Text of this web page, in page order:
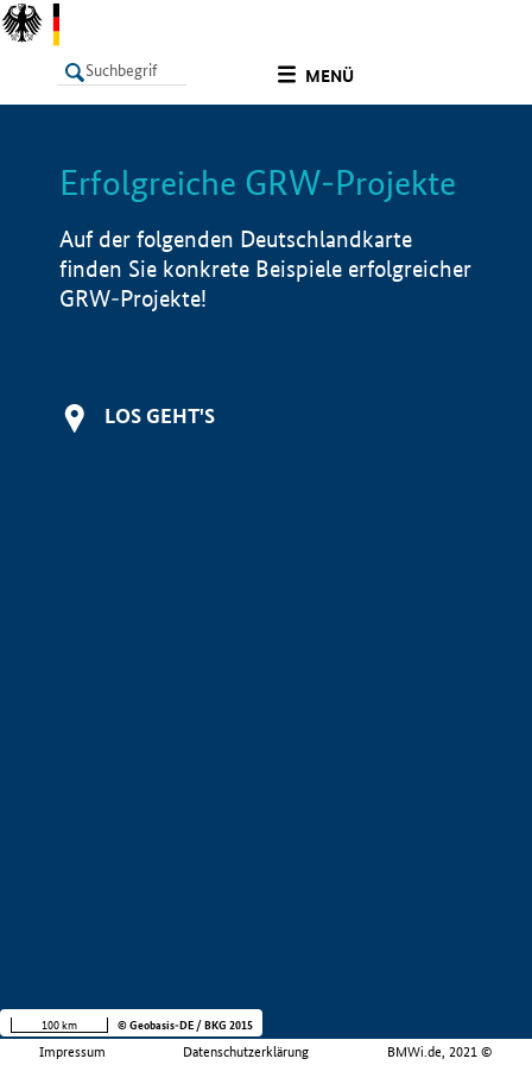
MENÜ
LISTE Info
Erfolgreiche GRW-Projekte
Auf der folgenden Deutschlandkarte
finden Sie konkrete Beispiele erfolgreicher
GRW-Projekte!
LOS GEHT'S
Impressum Datenschutzerklärung BMWi.de, 2021 ©
100 km © Geobasis-DE / BKG 2015